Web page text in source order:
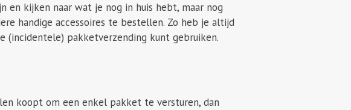
en kijken naar wat je nog in huis hebt, maar nog
handige accessoires te bestellen. Zo heb je altijd
(incidentele) pakketverzending kunt gebruiken.
koopt om een enkel pakket te versturen, dan